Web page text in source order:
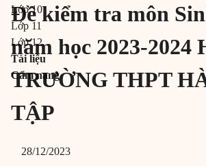
Lớp 10
Lớp 11
Lớp 12
Tài liệu
Cẩm nang
Đề kiểm tra môn
năm học 2023-2024
TRƯỜNG THPT
TẬP
28/12/2023